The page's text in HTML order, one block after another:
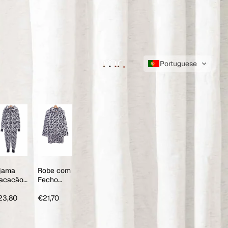
Robe com
Fecho
€21,70
Portuguese